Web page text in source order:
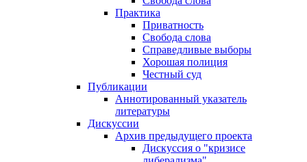
Практика
Приватность
Свобода слова
Справедливые выборы
Хорошая полиция
Честный суд
Публикации
Аннотированный указатель
литературы
Дискуссии
Архив предыдущего проекта
Дискуссия о "кризисе